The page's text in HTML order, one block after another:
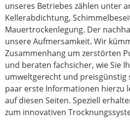
unseres Betriebes zählen unter
Kellerabdichtung,
Mauertrockenlegung. Der
unsere Aufmersamkeit. Wir
Zusammenhang um zerstörten
und beraten fachsicher, wie Sie
umweltgerecht und preisgünstig
paar erste Informationen hierzu
auf diesen Seiten. Speziell
zum innovativen